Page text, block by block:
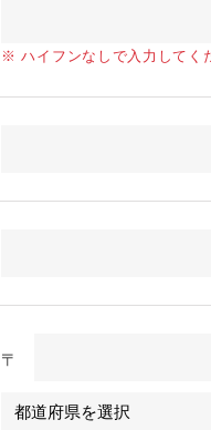
※ ハイフンなしで入力してく
〒